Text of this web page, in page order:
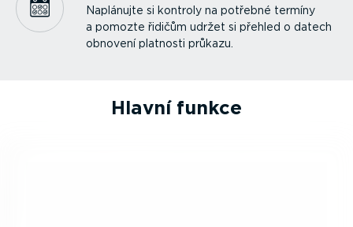
Naplánujte si kontroly na potřebné termíny
a pomozte řidičům udržet si přehled o datech
obnovení platnosti průkazu.
Hlavní funkce